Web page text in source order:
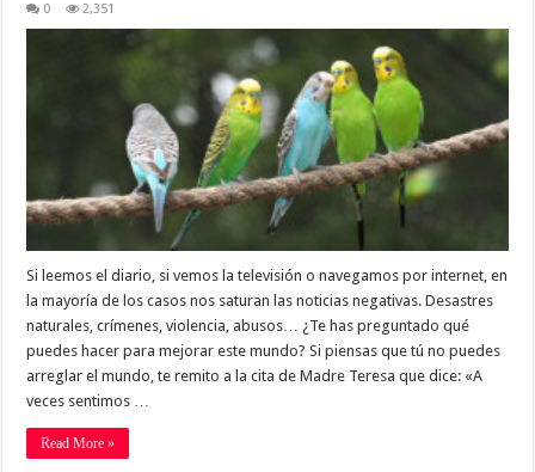
0 2,351
Si leemos el diario, si vemos la televisión o navegamos por internet, en
la mayoría de los casos nos saturan las noticias negativas. Desastres
naturales, crímenes, violencia, abusos… ¿Te has preguntado qué
puedes hacer para mejorar este mundo? Si piensas que tú no puedes
arreglar el mundo, te remito a la cita de Madre Teresa que dice: «A
veces sentimos …
Read More »